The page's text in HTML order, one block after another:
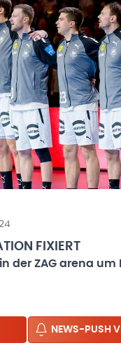
FIXIERT
in der ZAG arena
NEWS-PUSH